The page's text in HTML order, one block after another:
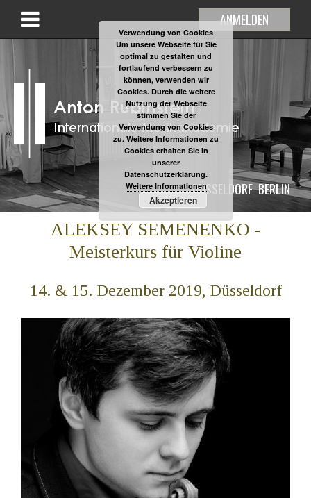
ANMELDEN
DÜSSELDORF BERLIN
ALEKSEY SEMENENKO -
Meisterkurs für Violine
14. & 15. Dezember 2019, Düsseldorf
Verwendung von Cookies
Um unsere Webseite für Sie
optimal zu gestalten und
fortlaufend verbessern zu
können, verwenden wir
Cookies. Durch die weitere
Nutzung der Webseite
stimmen Sie der
Verwendung von Cookies
zu. Weitere Informationen zu
Cookies erhalten Sie in
unserer
Datenschutzerklärung.
Weitere Informationen
Akzeptieren